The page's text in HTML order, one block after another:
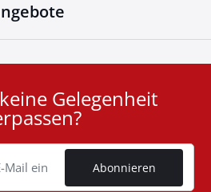
Gelegenheit
Abonnieren